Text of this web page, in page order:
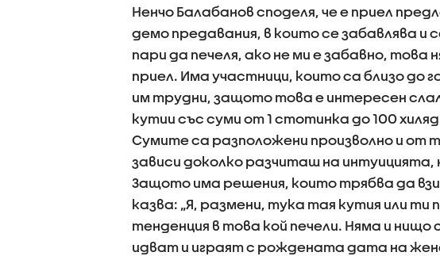
Ненчо Балабанов споделя, че е приел
демо предавания, в които се забавлява и
пари да печеля, ако не ми е забавно, това
приел. Има участници, които са близо до
им трудни, защото това е интересен
кутии със суми от 1 стотинка до 100
Сумите са разположени произволно и от
зависи доколко разчиташ на
Защото има решения, които трябва да
казва: „Я, размени, тука тая кутия или
тенденция в това кой печели. Няма и
идват и играят с рождената дата на